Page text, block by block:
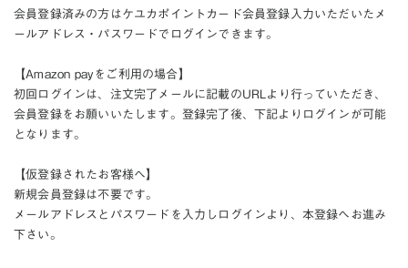
会員登録済みの方はケユカポイントカード会員登録入力いただいたメ
ールアドレス・パスワードでログインできます。
【Amazon payをご利用の場合】
初回ログインは、注文完了メールに記載のURLより行っていただき、
会員登録をお願いいたします。登録完了後、下記よりログインが可能
となります。
【仮登録されたお客様へ】
新規会員登録は不要です。
メールアドレスとパスワードを入力しログインより、本登録へお進み
下さい。